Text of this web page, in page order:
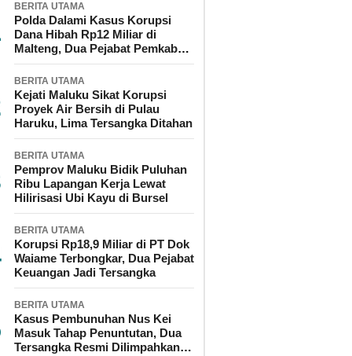
BERITA UTAMA
Polda Dalami Kasus Korupsi
Dana Hibah Rp12 Miliar di
Malteng, Dua Pejabat Pemkab
Diperiksa
BERITA UTAMA
Kejati Maluku Sikat Korupsi
Proyek Air Bersih di Pulau
Haruku, Lima Tersangka Ditahan
BERITA UTAMA
Pemprov Maluku Bidik Puluhan
Ribu Lapangan Kerja Lewat
Hilirisasi Ubi Kayu di Bursel
BERITA UTAMA
Korupsi Rp18,9 Miliar di PT Dok
Waiame Terbongkar, Dua Pejabat
Keuangan Jadi Tersangka
BERITA UTAMA
Kasus Pembunuhan Nus Kei
Masuk Tahap Penuntutan, Dua
Tersangka Resmi Dilimpahkan